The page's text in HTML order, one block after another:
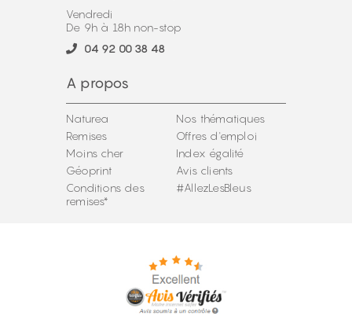
Vendredi
De 9h à 18h non-stop
04 92 00 38 48
A propos
Naturea
Remises
Moins cher
Géoprint
Conditions des
remises*
Nos thématiques
Offres d'emploi
Index égalité
Avis clients
#AllezLesBleus